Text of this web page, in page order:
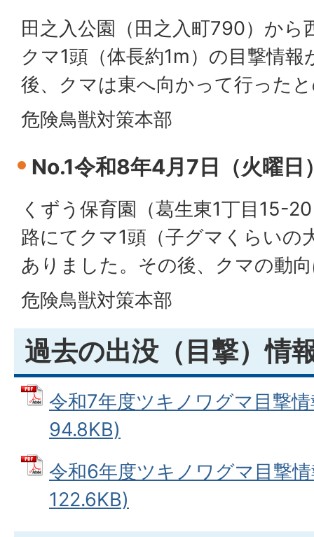
田之入公園（田之入町790）か
クマ1頭（体長約1m）の目撃情
後、クマは東へ向かって行った
危険鳥獣対策本部
No.1令和8年4月7日（火曜
くずう保育園（葛生東1丁目15-
路にてクマ1頭（子グマくらいの
ありました。その後、クマの動
危険鳥獣対策本部
過去の出没（目撃）情
令和7年度ツキノワグマ目撃
94.8KB)
令和6年度ツキノワグマ目撃
122.6KB)